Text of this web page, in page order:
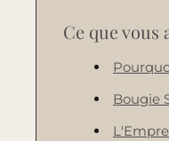
Ce que vous
Bougie